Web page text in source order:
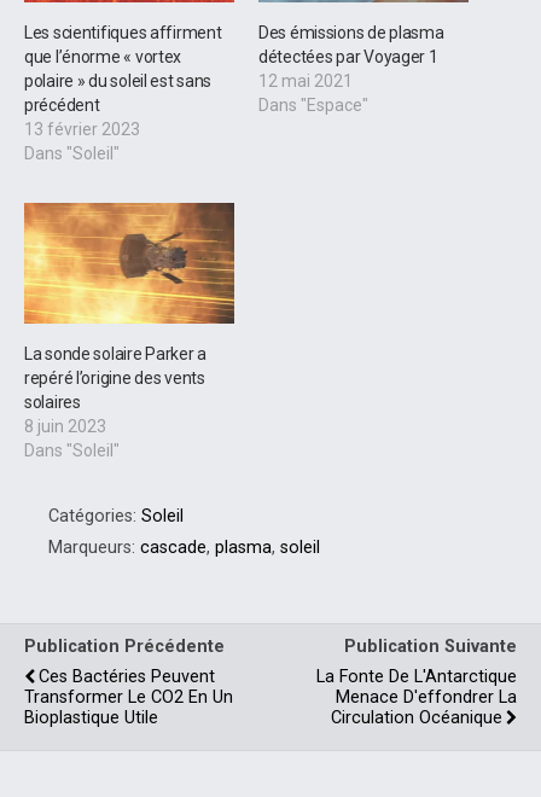
Les scientifiques affirment
que l’énorme « vortex
polaire » du soleil est sans
précédent
13 février 2023
Dans "Soleil"
Des émissions de plasma
détectées par Voyager 1
12 mai 2021
Dans "Espace"
La sonde solaire Parker a
repéré l’origine des vents
solaires
8 juin 2023
Dans "Soleil"
Catégories: Soleil
Marqueurs: cascade, plasma, soleil
Publication Précédente
Ces Bactéries Peuvent
Transformer Le CO2 En Un
Bioplastique Utile
Publication Suivante
La Fonte De L'Antarctique
Menace D'effondrer La
Circulation Océanique